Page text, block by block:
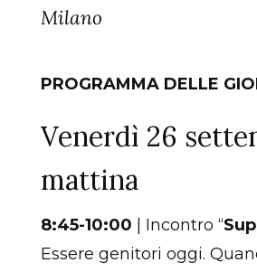
Milano
PROGRAMMA DELLE
Venerdì 26
mattina
8:45-10:00 | Incontro “
Essere genitori oggi.